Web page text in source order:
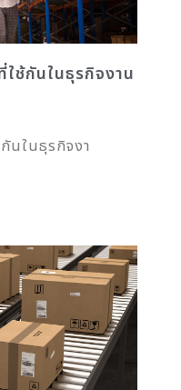
ใช้กันในธุรกิจงาน
นในธุรกิจงา